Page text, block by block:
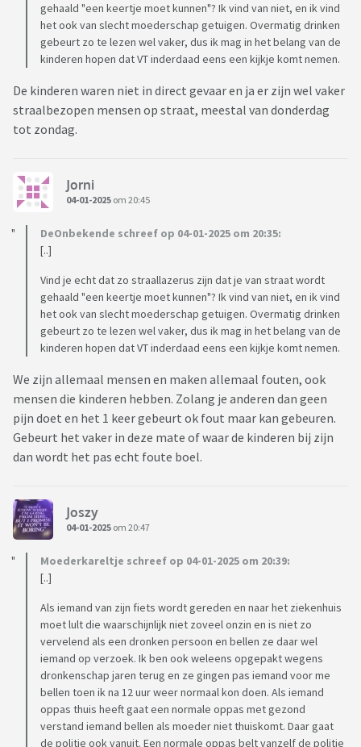
gehaald "een keertje moet kunnen"? Ik vind van niet, en ik vind
het ook van slecht moederschap getuigen. Overmatig drinken
gebeurt zo te lezen wel vaker, dus ik mag in het belang van de
kinderen hopen dat VT inderdaad eens een kijkje komt nemen.
De kinderen waren niet in direct gevaar en ja er zijn wel vaker
straalbezopen mensen op straat, meestal van donderdag
tot zondag.
Jorni
04-01-2025 om 20:45
DeOnbekende schreef op 04-01-2025 om 20:35:
[..]
Vind je echt dat zo straallazerus zijn dat je van straat wordt
gehaald "een keertje moet kunnen"? Ik vind van niet, en ik vind
het ook van slecht moederschap getuigen. Overmatig drinken
gebeurt zo te lezen wel vaker, dus ik mag in het belang van de
kinderen hopen dat VT inderdaad eens een kijkje komt nemen.
We zijn allemaal mensen en maken allemaal fouten, ook
mensen die kinderen hebben. Zolang je anderen dan geen
pijn doet en het 1 keer gebeurt ok fout maar kan gebeuren.
Gebeurt het vaker in deze mate of waar de kinderen bij zijn
dan wordt het pas echt foute boel.
Joszy
04-01-2025 om 20:47
Moederkareltje schreef op 04-01-2025 om 20:39:
[..]
Als iemand van zijn fiets wordt gereden en naar het ziekenhuis
moet lult die waarschijnlijk niet zoveel onzin en is niet zo
vervelend als een dronken persoon en bellen ze daar wel
iemand op verzoek. Ik ben ook weleens opgepakt wegens
dronkenschap jaren terug en ze gingen pas iemand voor me
bellen toen ik na 12 uur weer normaal kon doen. Als iemand
oppas thuis heeft gaat een normale oppas met gezond
verstand iemand bellen als moeder niet thuiskomt. Daar gaat
de politie ook vanuit. Een normale oppas belt vanzelf de politie